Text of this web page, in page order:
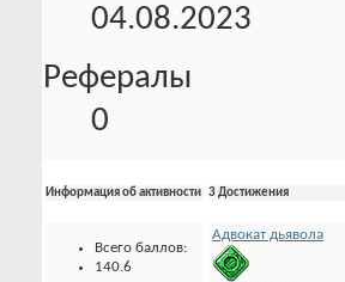
04.08.2023
Рефералы
0
Информация об активности
Всего баллов:
140.6
3 Достижения
Адвокат дьявола